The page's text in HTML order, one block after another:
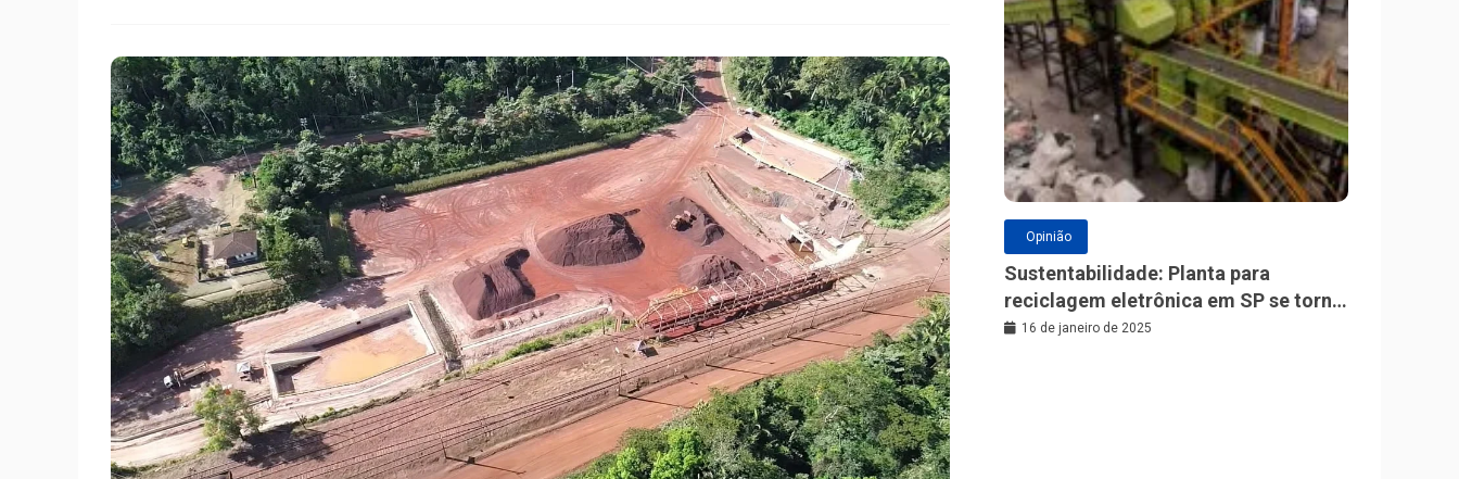
Opinião
Sustentabilidade: Planta para
reciclagem eletrônica em SP se torna
a maior da América Latina
16 de janeiro de 2025